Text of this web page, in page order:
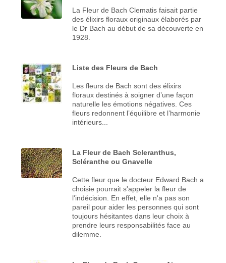
La Fleur de Bach Clematis faisait partie
des élixirs floraux originaux élaborés par
le Dr Bach au début de sa découverte en
1928.
Liste des Fleurs de Bach
Les fleurs de Bach sont des élixirs
floraux destinés à soigner d’une façon
naturelle les émotions négatives. Ces
fleurs redonnent l’équilibre et l’harmonie
intérieurs...
La Fleur de Bach Scleranthus,
Scléranthe ou Gnavelle
Cette fleur que le docteur Edward Bach a
choisie pourrait s'appeler la fleur de
l'indécision. En effet, elle n'a pas son
pareil pour aider les personnes qui sont
toujours hésitantes dans leur choix à
prendre leurs responsabilités face au
dilemme.